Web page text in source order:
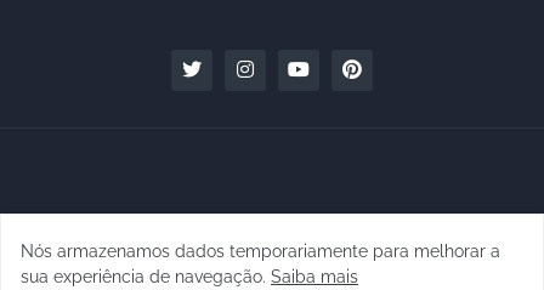
Copyright © 2010 - 2026 | raphanomundo
Nós armazenamos dados temporariamente para melhorar a
sua experiência de navegação. Saiba mais